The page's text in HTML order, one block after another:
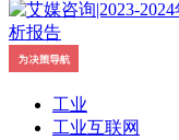
工业
工业互联网